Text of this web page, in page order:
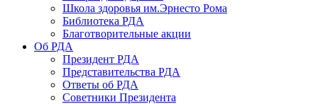
Школа здоровья им.Эрнесто Рома
Библиотека РДА
Благотворительные акции
Об РДА
Президент РДА
Представительства РДА
Ответы об РДА
Советники Президента